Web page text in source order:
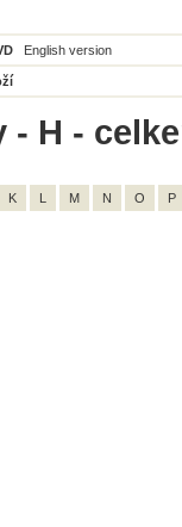
English version
- H -
K L M N O P